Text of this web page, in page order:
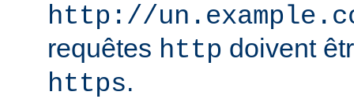
http://
requêtes http doivent
https.